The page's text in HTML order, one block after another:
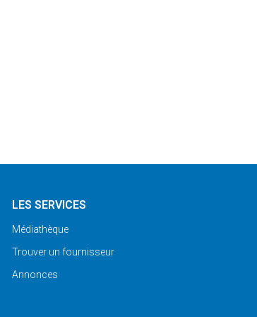
LES SERVICES
Médiathèque
Trouver un fournisseur
Annonces